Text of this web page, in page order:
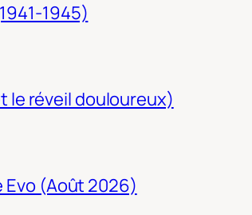
1945)
le réveil douloureux)
Evo (Août 2026)